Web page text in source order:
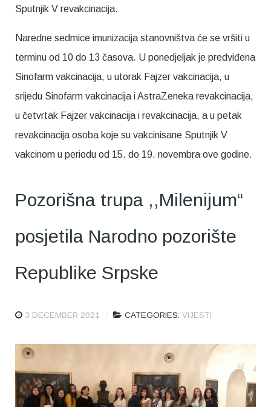
Sputnjik V revakcinacija.
Naredne sedmice imunizacija stanovništva će se vršiti u
terminu od 10 do 13 časova. U ponedjeljak je predviđena
Sinofarm vakcinacija, u utorak Fajzer vakcinacija, u
srijedu Sinofarm vakcinacija i AstraZeneka revakcinacija,
u četvrtak Fajzer vakcinacija i revakcinacija, a u petak
revakcinacija osoba koje su vakcinisane Sputnjik V
vakcinom u periodu od 15. do 19. novembra ove godine.
Pozorišna trupa ,,Milenijum“
posjetila Narodno pozorište
Republike Srpske
3 DECEMBER 2021 CATEGORIES: VIJESTI